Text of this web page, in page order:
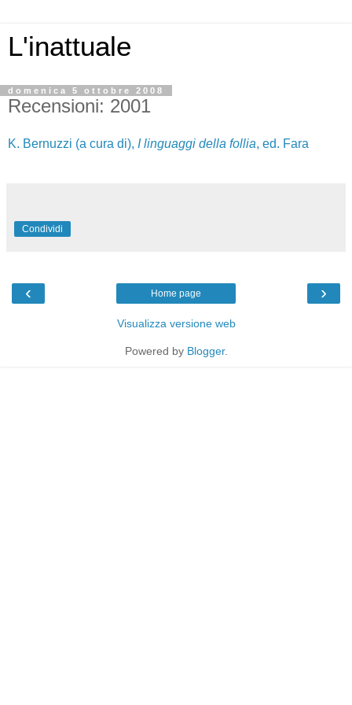
L'inattuale
domenica 5 ottobre 2008
Recensioni: 2001
K. Bernuzzi (a cura di), I linguaggi della follia, ed. Fara
Condividi
‹ ›
Home page
Visualizza versione web
Powered by Blogger.